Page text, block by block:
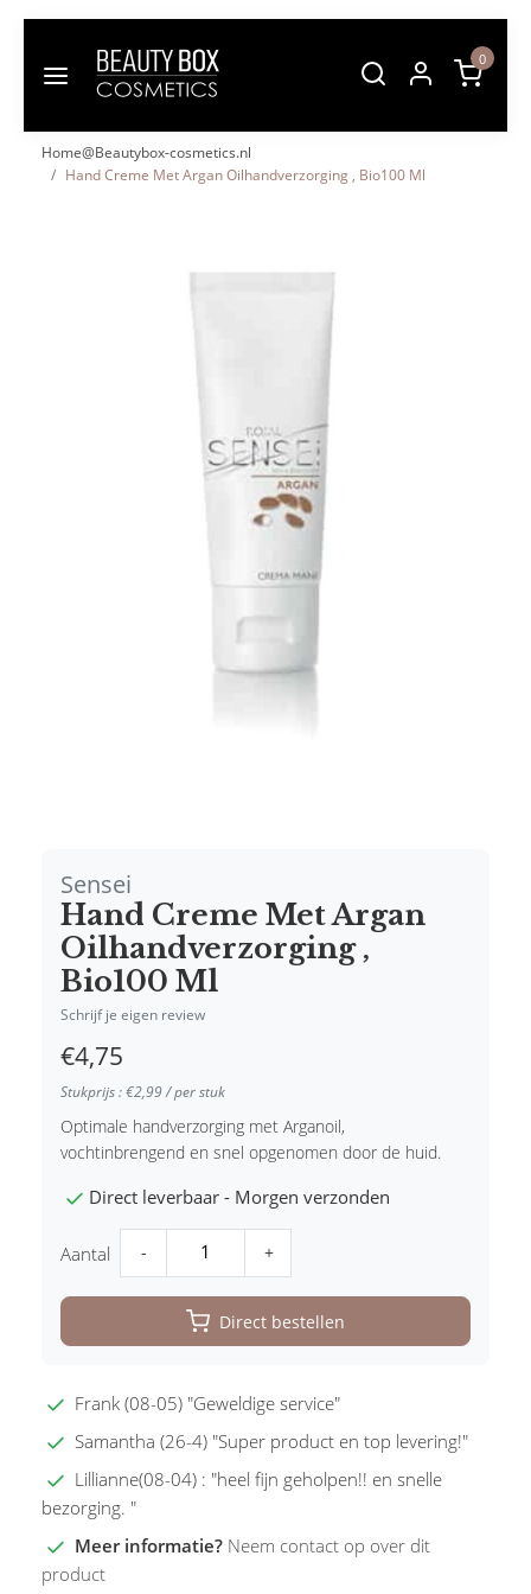
0
Home@Beautybox-cosmetics.nl
Hand Creme Met Argan Oilhandverzorging , Bio100 Ml
Sensei
Hand Creme Met Argan
Oilhandverzorging ,
Bio100 Ml
Schrijf je eigen review
€4,75
Stukprijs : €2,99 / per stuk
Optimale handverzorging met Arganoil,
vochtinbrengend en snel opgenomen door de huid.
Direct leverbaar - Morgen verzonden
Aantal - +
Direct bestellen
Frank (08-05) "Geweldige service"
Samantha (26-4) "Super product en top levering!"
Lillianne(08-04) : "heel fijn geholpen!! en snelle
bezorging. "
Meer informatie? Neem contact op over dit
product